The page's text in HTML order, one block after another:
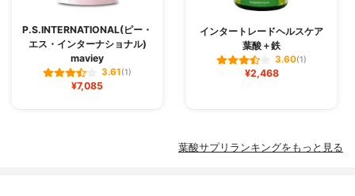
P.S.INTERNATIONAL(ピー・
エス・インターナショナル)
maviey
3.61(1)
¥7,085
インタートレードヘルスケア
葉酸＋鉄
3.60(1)
¥2,468
葉酸サプリランキングをもっと見る